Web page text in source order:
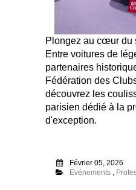
Plongez au cœur du
Entre voitures de
partenaires
Fédération des
découvrez les
parisien dédié à la
d'exception.
Février 05, 2026
Evénements,